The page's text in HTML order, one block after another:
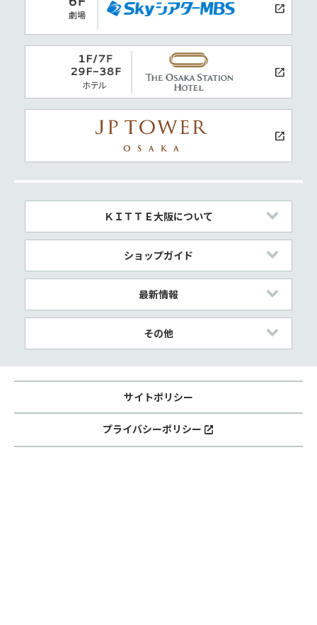
ＫＩＴＴＥ大阪について
ショップガイド
最新情報
その他
サイトポリシー
プライバシーポリシー